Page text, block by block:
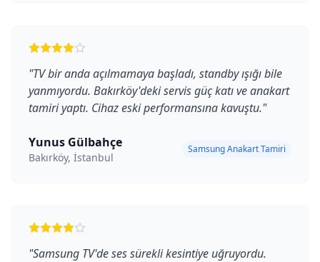
"TV bir anda açılmamaya başladı, standby ışığı bile
yanmıyordu. Bakırköy'deki servis güç katı ve anakart
tamiri yaptı. Cihaz eski performansına kavuştu."
Yunus Gülbahçe
Bakırköy, İstanbul
Samsung Anakart Tamiri
"Samsung TV'de ses sürekli kesintiye uğruyordu.